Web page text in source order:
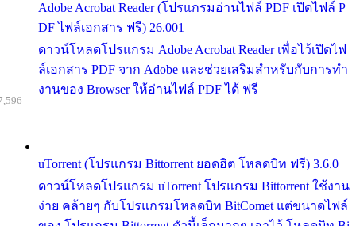
Adobe Acrobat Reader (โปรแกรมอ่านไฟล์ PDF เปิดไฟล์ P
DF ไฟล์เอกสาร ฟรี) 26.001
ดาวน์โหลดโปรแกรม Adobe Acrobat Reader เพื่อไว้เปิดไฟ
ล์เอกสาร PDF จาก Adobe และช่วยเสริมสำหรับกับการทำ
งานของ Browser ให้อ่านไฟล์ PDF ได้ ฟรี
uTorrent (โปรแกรม Bittorrent ยอดฮิต โหลดบิท ฟรี) 3.6.0
ดาวน์โหลดโปรแกรม uTorrent โปรแกรม Bittorrent ใช้งาน
ง่าย คล้ายๆ กับโปรแกรมโหลดบิท BitComet แต่ขนาดไฟล์